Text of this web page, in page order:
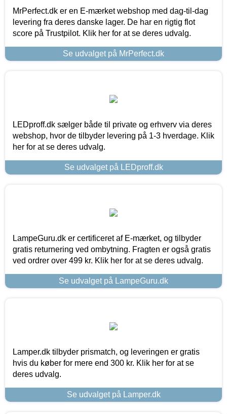
MrPerfect.dk er en E-mærket webshop med dag-til-dag
levering fra deres danske lager. De har en rigtig flot
score på Trustpilot. Klik her for at se deres udvalg.
Se udvalget på MrPerfect.dk
LEDproff.dk sælger både til private og erhverv via deres
webshop, hvor de tilbyder levering på 1-3 hverdage. Klik
her for at se deres udvalg.
Se udvalget på LEDproff.dk
LampeGuru.dk er certificeret af E-mærket, og tilbyder
gratis returnering ved ombytning. Fragten er også gratis
ved ordrer over 499 kr. Klik her for at se deres udvalg.
Se udvalget på LampeGuru.dk
Lamper.dk tilbyder prismatch, og leveringen er gratis
hvis du køber for mere end 300 kr. Klik her for at se
deres udvalg.
Se udvalget på Lamper.dk